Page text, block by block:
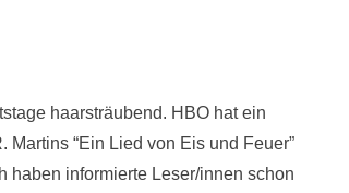
haarsträubend. HBO hat ein
Martins “Ein Lied von Eis und Feuer”
haben informierte Leser/innen schon